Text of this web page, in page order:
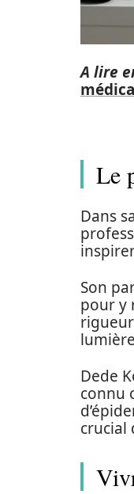
A lire
Le
Dans
Son
pour y
Dede
connu
crucial